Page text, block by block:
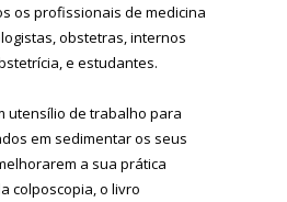
os profissionais de medicina
obstetras, internos
e estudantes.
utensílio de trabalho para
em sedimentar os seus
a sua prática
colposcopia, o livro